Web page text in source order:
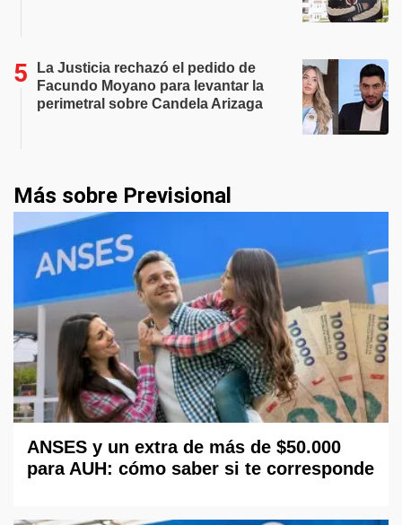
La Justicia rechazó el pedido de
Facundo Moyano para levantar la
perimetral sobre Candela Arizaga
Más sobre Previsional
ANSES y un extra de más de $50.000
para AUH: cómo saber si te corresponde